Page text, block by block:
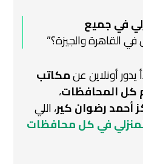
في جميع
القاهرة والجيزة؟”
أونلاين عنمكاتب
كل المحافظات،
أحمد رضوان كير، اللي
في كل محافظات